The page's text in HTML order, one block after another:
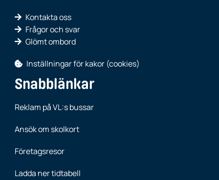
Kontakta oss
Frågor och svar
Glömt ombord
Inställningar för kakor (cookies)
Snabblänkar
Reklam på VL:s bussar
Ansök om skolkort
Företagsresor
Ladda ner tidtabell